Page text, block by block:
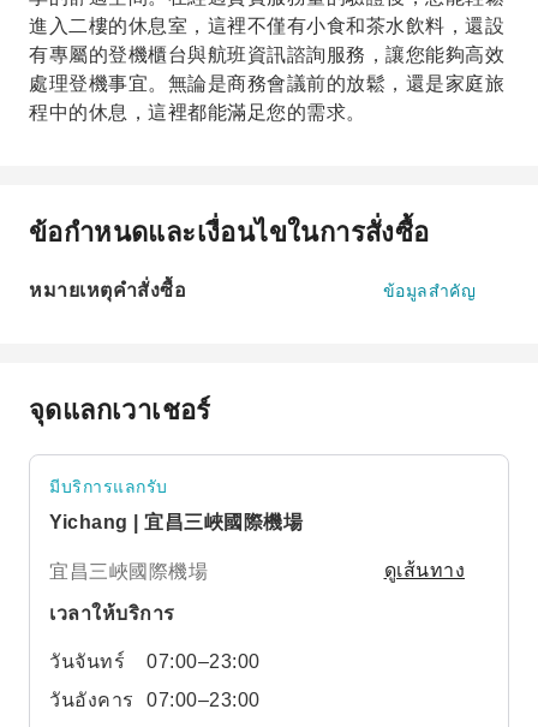
進入二樓的休息室，這裡不僅有小食和茶水飲料，還設
有專屬的登機櫃台與航班資訊諮詢服務，讓您能夠高效
處理登機事宜。無論是商務會議前的放鬆，還是家庭旅
程中的休息，這裡都能滿足您的需求。
ข้อกำหนดและเงื่อนไขในการสั่งซื้อ
หมายเหตุคำสั่งซื้อ ข้อมูลสำคัญ
จุดแลกเวาเชอร์
มีบริการแลกรับ
Yichang | 宜昌三峽國際機場
宜昌三峽國際機場 ดูเส้นทาง
เวลาให้บริการ
วันจันทร์
07:00–23:00
วันอังคาร
07:00–23:00